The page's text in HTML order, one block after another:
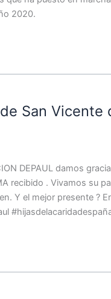
2020.
San Vicente
DEPAUL damos
recibido . Vivamos su
Y el mejor presente ?